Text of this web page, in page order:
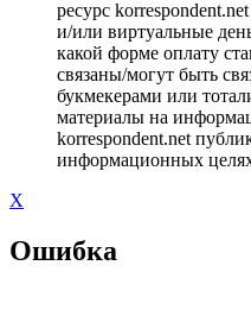
ресурс
и/или виртуальные
какой форме оплату
связаны/могут быть
букмекерами или
материалы на
korrespondent.net
информационных
X
Ошибка